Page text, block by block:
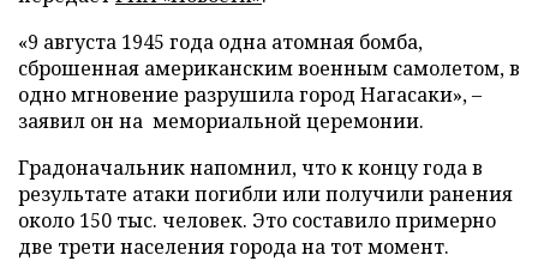
«9 августа 1945 года одна атомная бомба,
сброшенная американским военным самолетом, в
одно мгновение разрушила город Нагасаки», –
заявил он на мемориальной церемонии.
Градоначальник напомнил, что к концу года в
результате атаки погибли или получили ранения
около 150 тыс. человек. Это составило примерно
две трети населения города на тот момент.